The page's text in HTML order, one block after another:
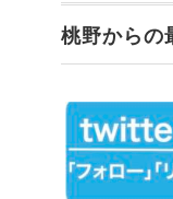
桃野からの